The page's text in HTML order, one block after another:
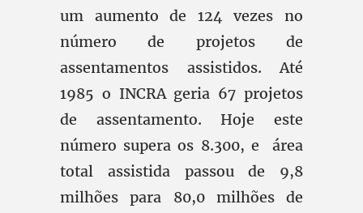
um aumento de 124 vezes no
número de projetos de
assentamentos assistidos. Até
1985 o INCRA geria 67 projetos
de assentamento. Hoje este
número supera os 8.300, e área
total assistida passou de 9,8
milhões para 80,0 milhões de